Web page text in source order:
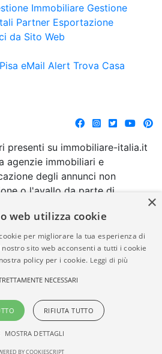
Immobiliare Gestione
Partner Esportazione
da Sito Web
eMail Alert Trova Casa
presenti su immobiliare-italia.it
agenzie immobiliari e
degli annunci non
o l'avallo da parte di
immobiliare-italia.it
della veridicità, della
della normativa in
di alcun altro aspetto dei
IVA
Powered by
Gestionale Immobiliare
GestionaleRe.it
×
web utilizza cookie
per migliorare la tua esperienza di
sito web acconsenti a tutti i cookie
policy per i cookie. Leggi di più
NECESSARI
RIFIUTA TUTTO
MOSTRA DETTAGLI
BY COOKIESCRIPT